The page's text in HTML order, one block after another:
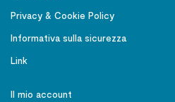
Privacy & Cookie Policy
Informativa sulla sicurezza
Link
Il mio account